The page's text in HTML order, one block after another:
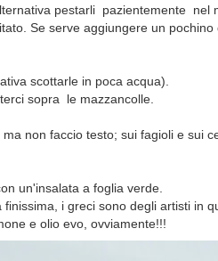
pestarli pazientemente nel
Se serve aggiungere un pochino
scottarle in poca acqua).
sopra le mazzancolle.
non faccio testo; sui fagioli e sui
un'insalata a foglia verde.
i greci sono degli artisti in
e olio evo, ovviamente!!!